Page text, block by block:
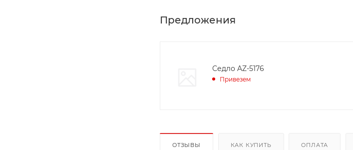
Предложения
Седло AZ-5176
Привезем
ОТЗЫВЫ КАК КУПИТЬ ОПЛАТА